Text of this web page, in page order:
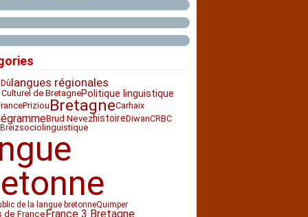
langues régionales
de BretagnePolitique linguistique
Priziou BretagneCarhaix
Brud NevezhistoireDiwanCRBC
sociolinguistique
de la langue bretonneQuimper
de FranceFrance 3 Bretagne